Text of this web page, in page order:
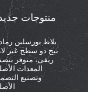
منتوجات
بلاط بورسلين
بيج ذو سطح غير
ريفي، متوفر
المعدات
وتصنيع